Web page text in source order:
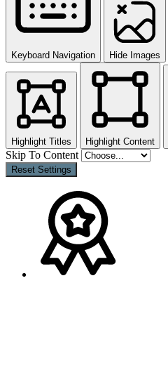
Keyboard Navigation Hide Images
Highlight Titles Highlight Content
Skip To Content
Reset Settings